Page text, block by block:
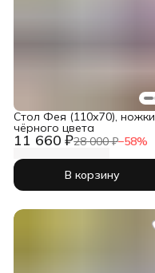
11 660 ₽28 000 ₽−58%
Стол Фея (110х70), ножки
чёрного цвета
В корзину